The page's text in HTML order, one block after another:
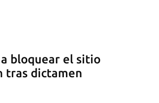
a bloquear el sitio
tras dictamen